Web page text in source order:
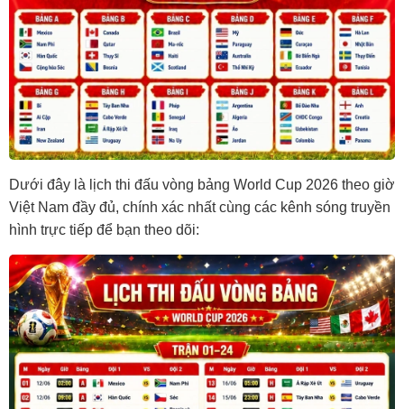
Dưới đây là lịch thi đấu vòng bảng World Cup 2026 theo giờ
Việt Nam đầy đủ, chính xác nhất cùng các kênh sóng truyền
hình trực tiếp để bạn theo dõi: